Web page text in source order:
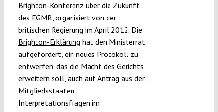
Brighton-Konferenz über die Zukunft
des EGMR, organisiert von der
britischen Regierung im April 2012. Die
Brighton-Erklärung hat den Ministerrat
aufgefordert, ein neues Protokoll zu
entwerfen, das die Macht des Gerichts
erweitern soll, auch auf Antrag aus den
Mitgliedsstaaten
Interpretationsfragen im